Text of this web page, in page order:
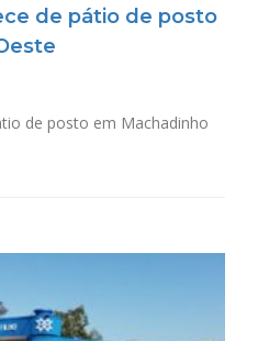
de pátio de posto
de posto em Machadinho